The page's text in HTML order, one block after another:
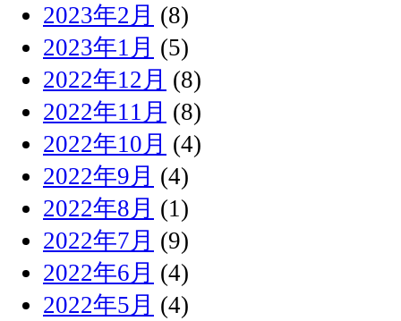
2023年2月 (8)
2023年1月 (5)
2022年12月 (8)
2022年11月 (8)
2022年10月 (4)
2022年9月 (4)
2022年8月 (1)
2022年7月 (9)
2022年6月 (4)
2022年5月 (4)